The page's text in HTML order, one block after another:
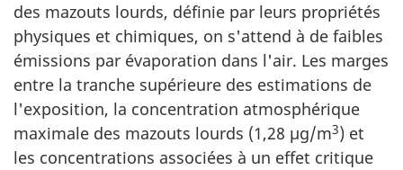
des mazouts lourds, définie par leurs propriétés
physiques et chimiques, on s'attend à de faibles
émissions par évaporation dans l'air. Les marges
entre la tranche supérieure des estimations de
l'exposition, la concentration atmosphérique
maximale des mazouts lourds (1,28 µg/m3) et
les concentrations associées à un effet critique